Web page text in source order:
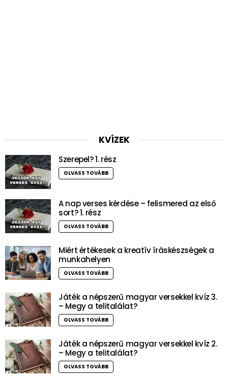
KVÍZEK
Szerepel? 1. rész
OLVASS TOVÁBB
A nap verses kérdése – felismered az első
sort? 1. rész
OLVASS TOVÁBB
Miért értékesek a kreatív íráskészségek a
munkahelyen
OLVASS TOVÁBB
Játék a népszerű magyar versekkel kvíz 3.
– Megy a telitalálat?
OLVASS TOVÁBB
Játék a népszerű magyar versekkel kvíz 2.
– Megy a telitalálat?
OLVASS TOVÁBB